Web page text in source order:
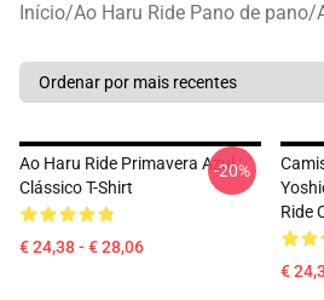
Início/Ao Haru Ride Pano de pano/
Ao Haru Ride Primavera Azul
Clássico T-Shirt
€ 24,38 - € 28,06
-20%
Ride
€